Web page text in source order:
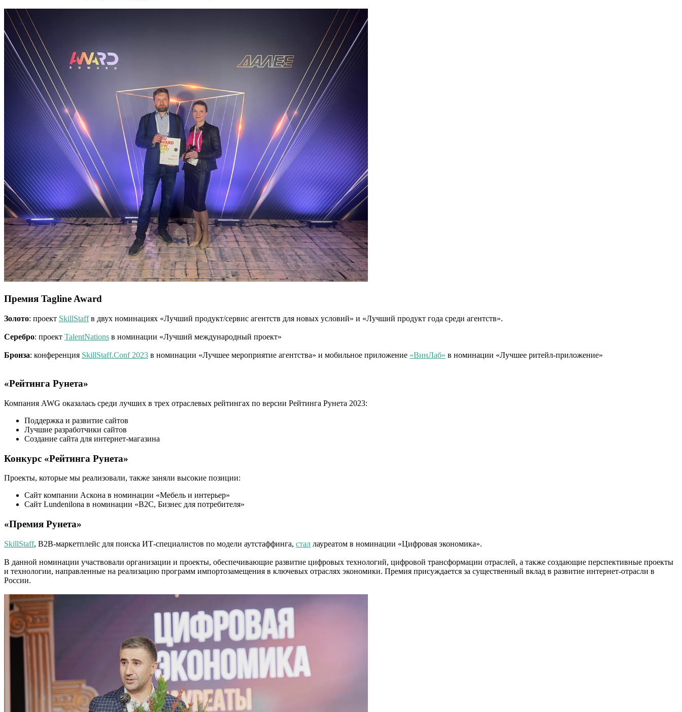
Премия Tagline Award
Золото: проект SkillStaffв двух номинациях «Лучший продукт/сервис агентств для новых условий» и «Лучший продукт года среди агентств».
Серебро: проект TalentNations в номинации «Лучший международный проект»
Бронза: конференция SkillStaff.Сonf 2023 в номинации «Лучшее мероприятие агентства» и мобильное приложение «ВинЛаб» в номинации «Лучшее ритейл-приложение»
«Рейтинга Рунета»
Компания AWG оказалась среди лучших в трех отраслевых рейтингах по версии Рейтинга Рунета 2023:
Поддержка и развитие сайтов
Лучшие разработчики сайтов
Создание сайта для интернет-магазина
Конкурс «Рейтинга Рунета»
Проекты, которые мы реализовали, также заняли высокие позиции:
Сайт компании Аскона в номинации «Мебель и интерьер»
Сайт Lundenilona в номинации «B2C, Бизнес для потребителя»
«Премия Рунета»
SkillStaff, B2B-маркетплейс для поиска ИТ-специалистов по модели аутстаффинга, стал лауреатом в номинации «Цифровая экономика».
В данной номинации участвовали организации и проекты, обеспечивающие развитие цифровых технологий, цифровой трансформации отраслей, а также создающие перспективные проекты
и технологии, направленные на реализацию программ импортозамещения в ключевых отраслях экономики. Премия присуждается за существенный вклад в развитие интернет-отрасли в
России.